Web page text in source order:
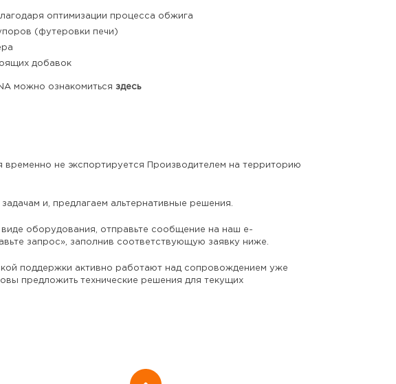
оптимизации процесса обжига
(футеровки печи)
добавок
можно ознакомиться здесь
не экспортируется Производителем на территорию
и, предлагаем альтернативные решения.
виде оборудования, отправьте сообщение на наш e-
запрос», заполнив соответствующую заявку ниже.
поддержки активно работают над сопровождением уже
предложить технические решения для текущих